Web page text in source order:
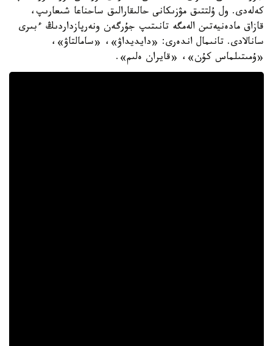
كەلەدى. ول ۇلتتىق مۋزىكانى حالىقارالىق ساحناعا شىعارىپ،
قازاق مادەنيەتىن الەمگە تانىتىپ جۇرگەن ونەرپازداردىڭ ءبىرى
سانالادى. تانىمال اندەرى: «دايديداۋ»، «سامالتاۋ»،
«ۇمىتىلماس كۇن»، «قايران ەلىم».